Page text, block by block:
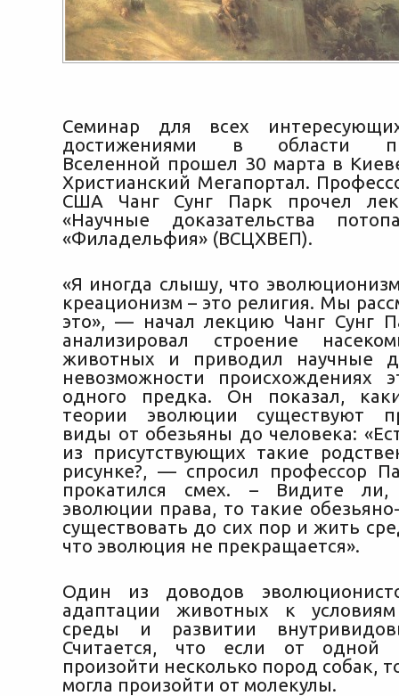
Семинар для всех
достижениями в области
Вселенной прошел 30 марта в
Христианский Мегапортал.
США Чанг Сунг Парк прочел
«Научные доказательства
«Филадельфия» (ВСЦХВЕП).
«Я иногда слышу, что
креационизм – это религия. Мы
это», — начал лекцию Чанг Сунг
анализировал строение
животных и приводил научные
невозможности происхождениях
одного предка. Он показал,
теории эволюции существуют
виды от обезьяны до человека:
из присутствующих такие
рисунке?, — спросил профессор
прокатился смех. – Видите ли,
эволюции права, то такие
существовать до сих пор и жить
что эволюция не прекращается».
Один из доводов
адаптации животных к
среды и развитии
Считается, что если от одной
произойти несколько пород собак,
могла произойти от молекулы.